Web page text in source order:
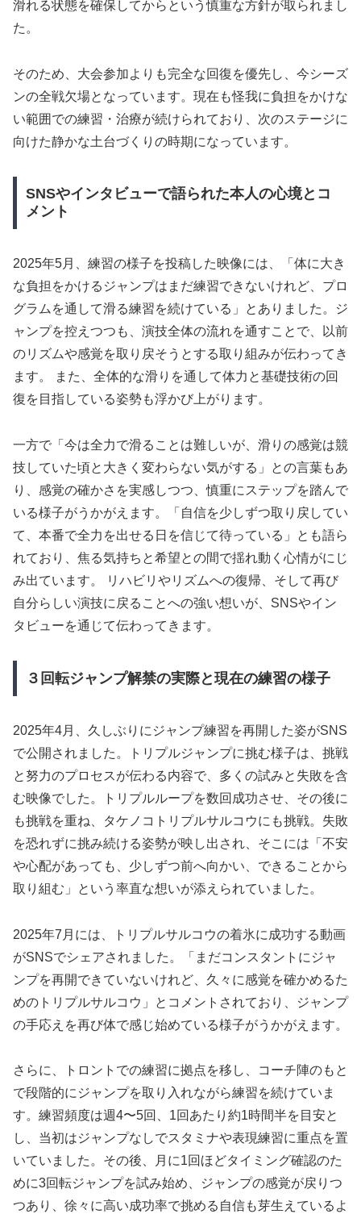
滑れる状態を確保してからという慎重な方針が取られまし
た。
そのため、大会参加よりも完全な回復を優先し、今シーズ
ンの全戦欠場となっています。現在も怪我に負担をかけな
い範囲での練習・治療が続けられており、次のステージに
向けた静かな土台づくりの時期になっています。
SNSやインタビューで語られた本人の心境とコ
メント
2025年5月、練習の様子を投稿した映像には、「体に大き
な負担をかけるジャンプはまだ練習できないけれど、プロ
グラムを通して滑る練習を続けている」とありました。ジ
ャンプを控えつつも、演技全体の流れを通すことで、以前
のリズムや感覚を取り戻そうとする取り組みが伝わってき
ます。 また、全体的な滑りを通して体力と基礎技術の回
復を目指している姿勢も浮かび上がります。
一方で「今は全力で滑ることは難しいが、滑りの感覚は競
技していた頃と大きく変わらない気がする」との言葉もあ
り、感覚の確かさを実感しつつ、慎重にステップを踏んで
いる様子がうかがえます。「自信を少しずつ取り戻してい
て、本番で全力を出せる日を信じて待っている」とも語ら
れており、焦る気持ちと希望との間で揺れ動く心情がにじ
み出ています。 リハビリやリズムへの復帰、そして再び
自分らしい演技に戻ることへの強い想いが、SNSやイン
タビューを通じて伝わってきます。
３回転ジャンプ解禁の実際と現在の練習の様子
2025年4月、久しぶりにジャンプ練習を再開した姿がSNS
で公開されました。トリプルジャンプに挑む様子は、挑戦
と努力のプロセスが伝わる内容で、多くの試みと失敗を含
む映像でした。トリプルループを数回成功させ、その後に
も挑戦を重ね、タケノコトリプルサルコウにも挑戦。失敗
を恐れずに挑み続ける姿勢が映し出され、そこには「不安
や心配があっても、少しずつ前へ向かい、できることから
取り組む」という率直な想いが添えられていました。
2025年7月には、トリプルサルコウの着氷に成功する動画
がSNSでシェアされました。「まだコンスタントにジャ
ンプを再開できていないけれど、久々に感覚を確かめるた
めのトリプルサルコウ」とコメントされており、ジャンプ
の手応えを再び体で感じ始めている様子がうかがえます。
さらに、トロントでの練習に拠点を移し、コーチ陣のもと
で段階的にジャンプを取り入れながら練習を続けていま
す。練習頻度は週4〜5回、1回あたり約1時間半を目安と
し、当初はジャンプなしでスタミナや表現練習に重点を置
いていました。その後、月に1回ほどタイミング確認のた
めに3回転ジャンプを試み始め、ジャンプの感覚が戻りつ
つあり、徐々に高い成功率で挑める自信も芽生えているよ